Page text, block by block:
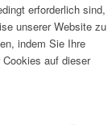
erforderlich sind,
unserer Website zu
indem Sie Ihre
auf dieser